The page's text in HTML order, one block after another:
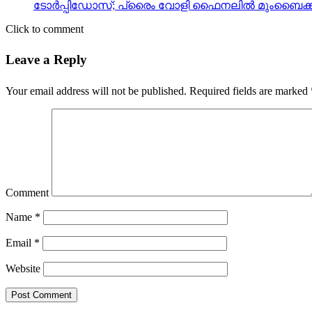
ടോര്‍പ്പിഡോസ്; പ്രൈം വോളി ഫൈനലില്‍
Click to comment
Leave a Reply
Your email address will not be published. Required fields are marked
Comment
Name *
Email *
Website